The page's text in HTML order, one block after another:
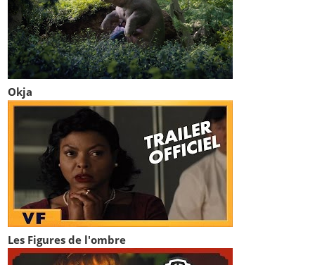
Okja
Les Figures de l'ombre